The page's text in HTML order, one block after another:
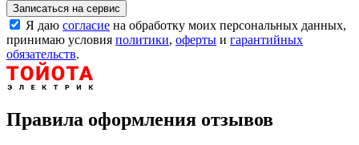
Записаться на сервис
Я даю согласие на обработку моих персональных данных,
принимаю условия политики, оферты и гарантийных
обязательств.
Правила оформления отзывов